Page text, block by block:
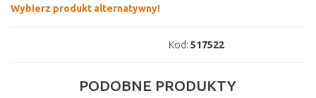
Wybierz produkt alternatywny!
Kod: 517522
PODOBNE PRODUKTY